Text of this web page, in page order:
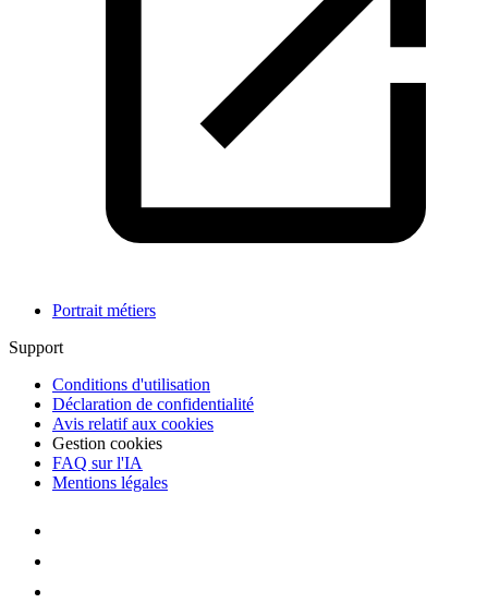
Portrait métiers
Support
Conditions d'utilisation
Déclaration de confidentialité
Avis relatif aux cookies
Gestion cookies
FAQ sur l'IA
Mentions légales